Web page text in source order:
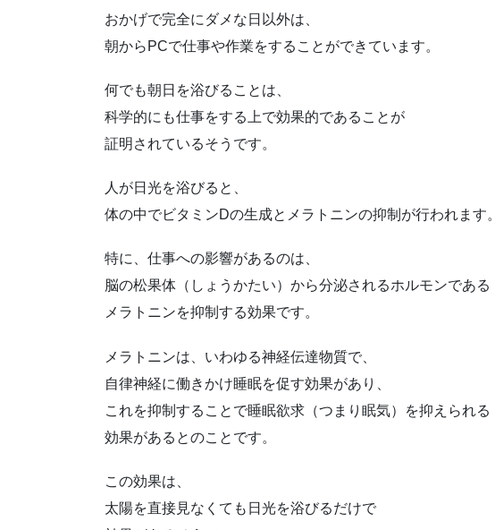
おかげで完全にダメな日以外は、
朝からPCで仕事や作業をすることができています。
何でも朝日を浴びることは、
科学的にも仕事をする上で効果的であることが
証明されているそうです。
人が日光を浴びると、
体の中でビタミンDの生成とメラトニンの抑制が行われます。
特に、仕事への影響があるのは、
脳の松果体（しょうかたい）から分泌されるホルモンである
メラトニンを抑制する効果です。
メラトニンは、いわゆる神経伝達物質で、
自律神経に働きかけ睡眠を促す効果があり、
これを抑制することで睡眠欲求（つまり眠気）を抑えられる
効果があるとのことです。
この効果は、
太陽を直接見なくても日光を浴びるだけで